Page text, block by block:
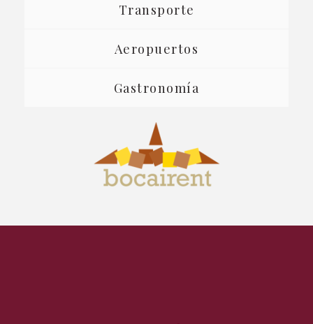
Transporte
Aeropuertos
Gastronomía